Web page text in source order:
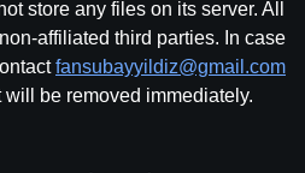
store any files on its server. All
affiliated third parties. In case
fansubayyildiz@gmail.com
be removed immediately.